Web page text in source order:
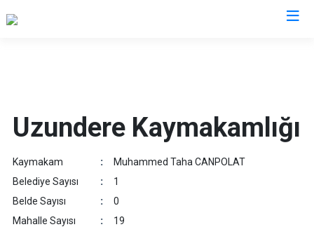
Çat
Horasan
Aziziye
İspir
Olur
Uzundere Kaymakamlığı
Kaymakam :
Muhammed Taha CANPOLAT
Belediye Sayısı
:
1
Belde Sayısı
:
0
Mahalle Sayısı
:
19